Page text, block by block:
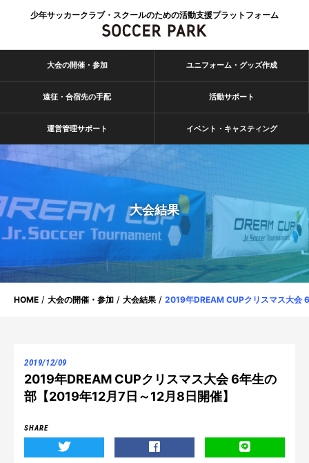
少年サッカークラブ・スクールのための活動支援プラットフォーム
大会の開催・参加 ユニフォーム・グッズ作成
遠征・合宿先の手配 活動サポート
運営管理サポート イベント・キャスティング
大会結果
HOME 大会の開催・参加 大会結果 2019年DREAM CUPクリスマス大会
2019/12/09
2019年DREAM CUPクリスマス大会 6年生の
部【2019年12月7日～12月8日開催】
SHARE